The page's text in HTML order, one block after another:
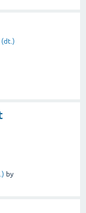
(dt.)
by